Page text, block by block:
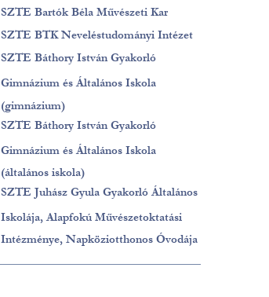
SZTE Bartók Béla Művészeti Kar
SZTE BTK Neveléstudományi Intézet
SZTE Báthory István Gyakorló
Gimnázium és Általános Iskola
(gimnázium)
SZTE Báthory István Gyakorló
Gimnázium és Általános Iskola
(általános iskola)
SZTE Juhász Gyula Gyakorló Általános
Iskolája, Alapfokú Művészetoktatási
Intézménye, Napköziotthonos Óvodája